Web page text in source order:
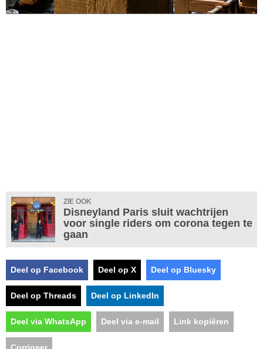
ZIE OOK
Disneyland Paris sluit wachtrijen
voor single riders om corona tegen te
gaan
Deel op Facebook Deel op X Deel op Bluesky
Deel op Threads Deel op LinkedIn
Deel via WhatsApp Deel via e-mail Link kopiëren
Corrigeer